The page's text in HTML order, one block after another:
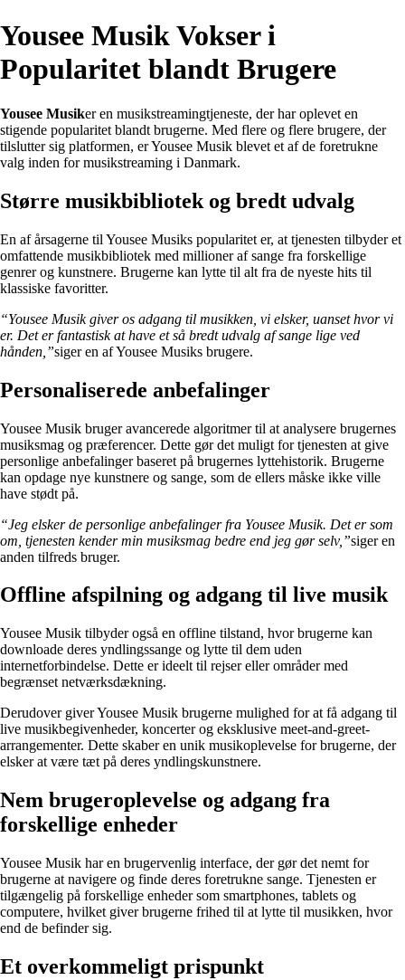
Yousee Musik Vokser i
Popularitet blandt Brugere
Yousee Musiker en musikstreamingtjeneste, der har oplevet en
stigende popularitet blandt brugerne. Med flere og flere brugere, der
tilslutter sig platformen, er Yousee Musik blevet et af de foretrukne
valg inden for musikstreaming i Danmark.
Større musikbibliotek og bredt udvalg
En af årsagerne til Yousee Musiks popularitet er, at tjenesten tilbyder et
omfattende musikbibliotek med millioner af sange fra forskellige
genrer og kunstnere. Brugerne kan lytte til alt fra de nyeste hits til
klassiske favoritter.
“Yousee Musik giver os adgang til musikken, vi elsker, uanset hvor vi
er. Det er fantastisk at have et så bredt udvalg af sange lige ved
hånden,”siger en af Yousee Musiks brugere.
Personaliserede anbefalinger
Yousee Musik bruger avancerede algoritmer til at analysere brugernes
musiksmag og præferencer. Dette gør det muligt for tjenesten at give
personlige anbefalinger baseret på brugernes lyttehistorik. Brugerne
kan opdage nye kunstnere og sange, som de ellers måske ikke ville
have stødt på.
“Jeg elsker de personlige anbefalinger fra Yousee Musik. Det er som
om, tjenesten kender min musiksmag bedre end jeg gør selv,”siger en
anden tilfreds bruger.
Offline afspilning og adgang til live musik
Yousee Musik tilbyder også en offline tilstand, hvor brugerne kan
downloade deres yndlingssange og lytte til dem uden
internetforbindelse. Dette er ideelt til rejser eller områder med
begrænset netværksdækning.
Derudover giver Yousee Musik brugerne mulighed for at få adgang til
live musikbegivenheder, koncerter og eksklusive meet-and-greet-
arrangementer. Dette skaber en unik musikoplevelse for brugerne, der
elsker at være tæt på deres yndlingskunstnere.
Nem brugeroplevelse og adgang fra
forskellige enheder
Yousee Musik har en brugervenlig interface, der gør det nemt for
brugerne at navigere og finde deres foretrukne sange. Tjenesten er
tilgængelig på forskellige enheder som smartphones, tablets og
computere, hvilket giver brugerne frihed til at lytte til musikken, hvor
end de befinder sig.
Et overkommeligt prispunkt